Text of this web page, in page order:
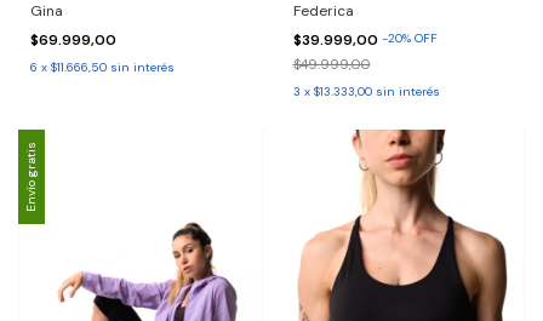
Gina
$69.999,00
6 x $11.666,50 sin interés
Federica
$39.999,00 -20% OFF
$49.999,00
3 x $13.333,00 sin interés
Envío gratis